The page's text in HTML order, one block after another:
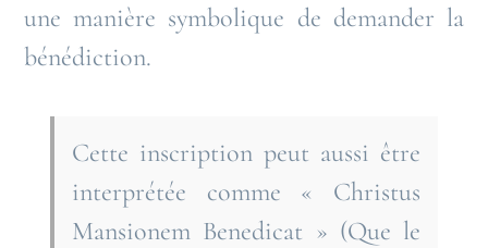
une manière symbolique de demander la
bénédiction.
Cette inscription peut aussi être
interprétée comme « Christus
Mansionem Benedicat » (Que le